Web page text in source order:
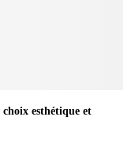
choix esthétique et